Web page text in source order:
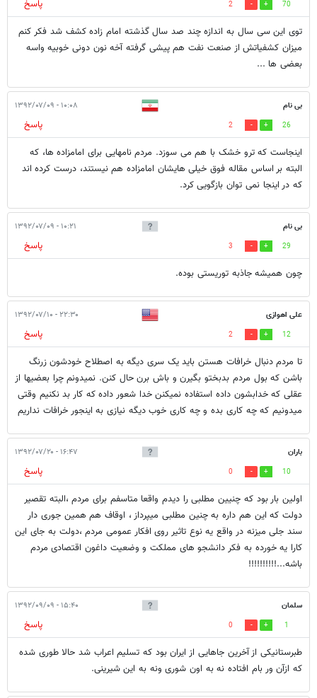
70
2
پاسخ
توی این سی سال به اندازه چند صد سال گذشته امام زاده کشف شد فکر کنم
میزان کشفیاتش از صنعت نفت هم پیشی گرفته آخه نون دونی خوبیه واسه
بعضی ها ...
بی نام ۱۰:۰۸ - ۱۳۹۲/۰۷/۰۹
26
2
پاسخ
اینجاست که ترو خشک با هم می سوزد. مردم نامهایی برای امامزاده ها، که
البته بر اساس مقاله فوق خیلی هایشان امامزاده هم نیستند، درست کرده اند
که در اینجا نمی توان بازگویی کرد.
بی نام ۱۰:۲۱ - ۱۳۹۲/۰۷/۰۹
29
3
پاسخ
چون همیشه جاذبه توریستی بوده.
علی اهوازی ۲۲:۳۰ - ۱۳۹۲/۰۷/۱۰
12
2
پاسخ
تا مردم دنبال خرافات هستن باید یک سری دیگه به اصطلاح خودشون زرنگ
باشن که بول مردم بدبختو بگیرن و باش برن حال کنن. نمیدونم چرا بعضیها از
عقلی که خدابشون داده استفاده نمیکنن خدا شعور داده که کار بد نکنیم وقتی
میدونیم که چه کاری بده و چه کاری خوب دیگه نیازی به اینجور خرافات نداریم
باران ۱۶:۴۷ - ۱۳۹۲/۰۷/۲۰
10
0
پاسخ
اولین بار بود که چنیین مطلبی را دیدم واقعا متاسفم برای مردم ،البته تقصیر
دولت که این هم داره به چنین مطلبی میپرداز ، اوقاف هم همین جوری دار
سند جلی میزنه در واقع یه نوع تاثیر روی افکار عمومی مردم ،دولت به جای این
کارا یه خورده به فکر دانشجو های مملکت و وضعیت داغون اقتصادی مردم
باشه...!!!!!!!!!!
سلمان ۱۵:۴۰ - ۱۳۹۲/۰۹/۰۹
1
0
پاسخ
طبرستانیکی از آخرین جاهایی از ایران بود که تسلیم اعراب شد حالا طوری شده
که ازآن ور بام افتاده نه به اون شوری ونه به این شیرینی.